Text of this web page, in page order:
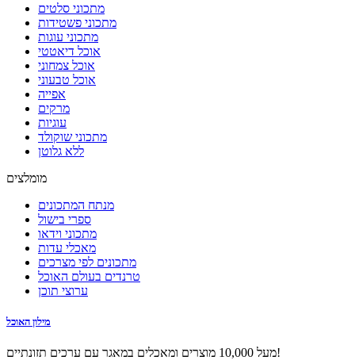
מתכוני סלטים
מתכוני פשטידות
מתכוני עוגות
אוכל דיאטטי
אוכל צמחוני
אוכל טבעוני
אפייה
מרקים
עוגיות
מתכוני שוקולד
ללא גלוטן
מומלצים
מנתח המתכונים
ספרי בישול
מתכוני וידאו
מאכלי עדות
מתכונים לפי מצרכים
טרנדים בעולם האוכל
ערוצי תוכן
מילון האוכל
מעל 10,000 מוצרים ומאכלים במאגר עם ערכים תזונתיים!